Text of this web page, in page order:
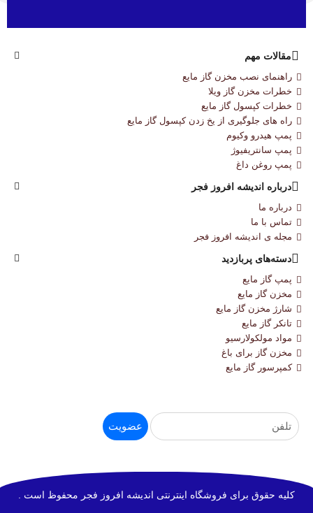
مقالات مهم
راهنمای نصب مخزن گاز مایع
خطرات مخزن گاز ویلا
خطرات کپسول گاز مایع
راه های جلوگیری از یخ زدن کپسول گاز مایع
پمپ هیدرو وکیوم
پمپ سانتریفیوژ
پمپ روغن داغ
درباره‌ اندیشه افروز فجر
درباره‌ ما
تماس با ما
مجله‌ ی اندیشه افروز فجر
دسته‌های پربازدید
پمپ گاز مایع
مخزن گاز مایع
شارژ مخزن گاز مایع
تانکر گاز مایع
مواد مولکولارسیو
مخزن گاز برای باغ
کمپرسور گاز مایع
عضویت
کلیه حقوق برای فروشگاه اینترنتی اندیشه افروز فجر محفوظ است .